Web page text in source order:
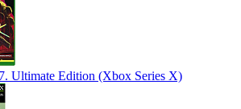
Ultimate Edition (Xbox Series X)